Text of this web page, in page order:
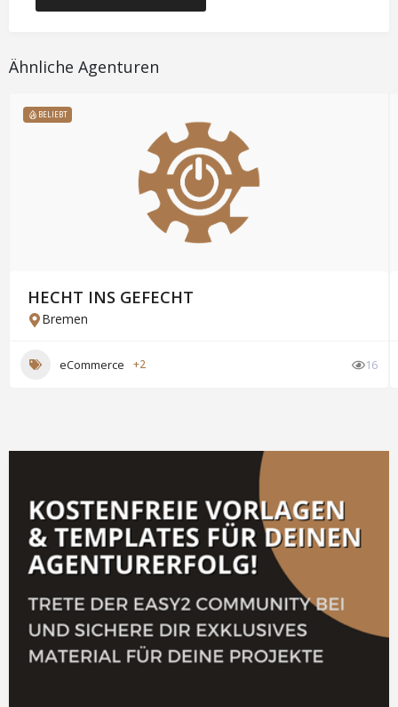
Ähnliche Agenturen
BELIEBT
HECHT INS GEFECHT
Bremen
eCommerce +2 16